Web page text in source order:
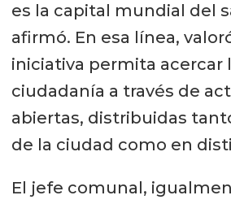
es la capital mundial del
afirmó. En esa línea,
iniciativa permita acercar
ciudadanía a través de
abiertas, distribuidas
de la ciudad como en
El jefe comunal,